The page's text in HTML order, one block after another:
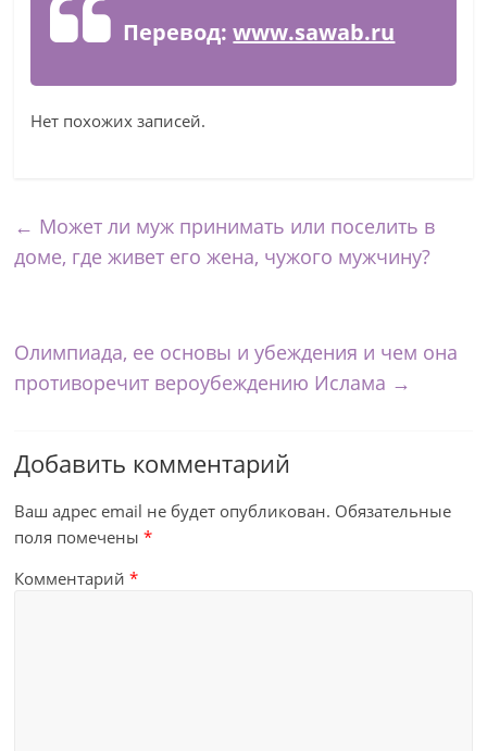
Перевод:www.sawab.ru
Нет похожих записей.
← Может ли муж принимать или поселить в
доме, где живет его жена, чужого мужчину?
Олимпиада, ее основы и убеждения и чем она
противоречит вероубеждению Ислама →
Добавить комментарий
Ваш адрес email не будет опубликован. Обязательные
поля помечены*
Комментарий*